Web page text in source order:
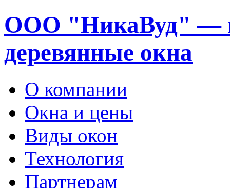
ООО "НикаВуд" —
деревянные окна
О компании
Окна и цены
Виды окон
Технология
Партнерам